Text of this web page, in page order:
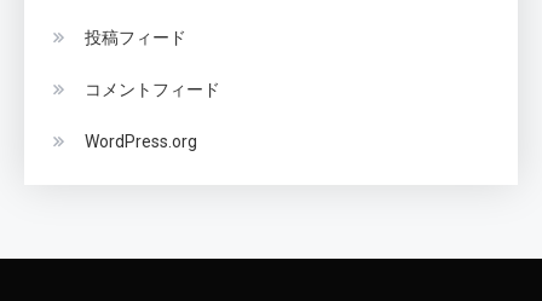
投稿フィード
コメントフィード
WordPress.org